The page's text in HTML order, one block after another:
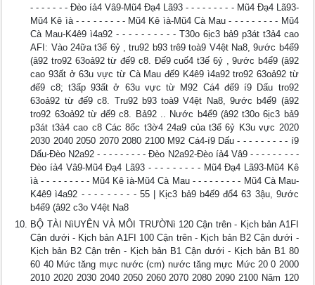
- - - - - - - Đèo íả4 Vâ9-Mũ4 Đạ4 Lã93 - - - - - - - - - Mũ4 Đạ4 Lã93-
Mũ4 Kê ìà - - - - - - - - - Mũ4 Kê ìà-Mũ4 Cà Mau - - - - - - - - - Mũ4
Cà Mau-K4ê9 ì4a92 - - - - - - - - - - T30o 6ịc3 bả9 p3át t3ả4 cao
AFI: Vào 24ữa t3ế 6ỷ , tru92 b93 trê9 toà9 V4ệt Na8, 9ước b4ể9
(â92 tro92 63oả92 từ đế9 c8. Đế9 cuố4 t3ế 6ỷ , 9ước b4ể9 (â92
cao 93ất ở 63u vực từ Cà Mau đế9 K4ê9 ì4a92 tro92 63oả92 từ
đế9 c8; t3ấp 93ất ở 63u vực từ M92 Cá4 đế9 í9 Dấu tro92
63oả92 từ đế9 c8. Tru92 b93 toà9 V4ệt Na8, 9ước b4ể9 (â92
tro92 63oả92 từ đế9 c8. Bả92 .. Nước b4ể9 (â92 t30o 6ịc3 bả9
p3át t3ả4 cao c8 Các 8ốc t3ờ4 24a9 của t3ế 6ỷ K3u vực 2020
2030 2040 2050 2070 2080 2100 M92 Cá4-í9 Dấu - - - - - - - - - í9
Dấu-Đèo N2a92 - - - - - - - - - Đèo N2a92-Đèo íả4 Vâ9 - - - - - - - - -
Đèo íả4 Vâ9-Mũ4 Đạ4 Lã93 - - - - - - - - - Mũ4 Đạ4 Lã93-Mũ4 Kê
ìà - - - - - - - - - Mũ4 Kê ìà-Mũ4 Cà Mau - - - - - - - - - Mũ4 Cà Mau-
K4ê9 ì4a92 - - - - - - - - - 55 | Kịc3 bả9 b4ế9 đổ4 63 3ậu, 9ước
b4ể9 (â92 c3o V4ệt Na8
BỘ TÀI NìUYÊN VÀ MÔI TRƯỜNì 120 Cận trên - Kịch bản A1FI
Cận dưới - Kịch bản A1FI 100 Cận trên - Kịch bản B2 Cận dưới -
Kịch bản B2 Cận trên - Kịch bản B1 Cận dưới - Kịch bản B1 80
60 40 Mức tăng mực nước (cm) nước tăng mực Mức 20 0 2000
2010 2020 2030 2040 2050 2060 2070 2080 2090 2100 Năm 120